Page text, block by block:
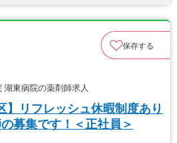
保存する
東病院の薬剤師求人
】リフレッシュ休暇制度あり
募集です！＜正社員＞